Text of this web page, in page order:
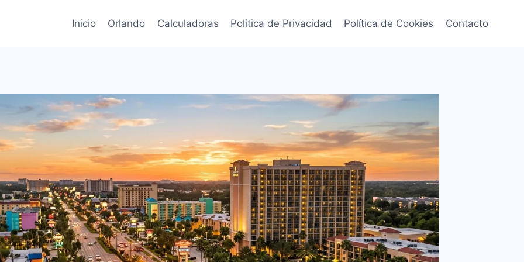
Inicio Orlando Calculadoras Política de Privacidad Política de Cookies Contacto